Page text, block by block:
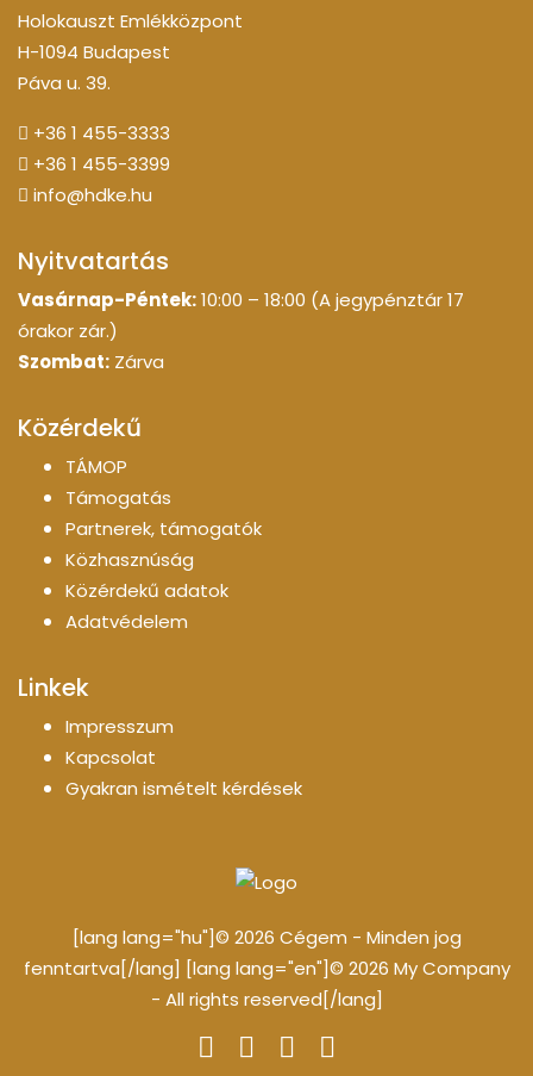
Holokauszt Emlékközpont
H-1094 Budapest
Páva u. 39.
+36 1 455-3333
+36 1 455-3399
info@hdke.hu
Nyitvatartás
Vasárnap-Péntek:10:00 – 18:00 (A jegypénztár 17
órakor zár.)
Szombat: Zárva
Közérdekű
TÁMOP
Támogatás
Partnerek, támogatók
Közhasznúság
Közérdekű adatok
Adatvédelem
Linkek
Impresszum
Kapcsolat
Gyakran ismételt kérdések
[lang lang="hu"]© 2026 Cégem - Minden jog
fenntartva[/lang] [lang lang="en"]© 2026 My Company
- All rights reserved[/lang]